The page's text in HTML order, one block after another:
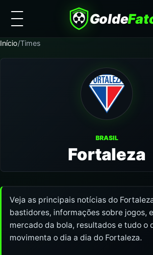
Golde
Início/Times
BRASIL
Fortaleza
Veja as principais notícias do
bastidores, informações sobre jogos,
mercado da bola, resultados e tudo o
movimenta o dia a dia do Fortaleza.